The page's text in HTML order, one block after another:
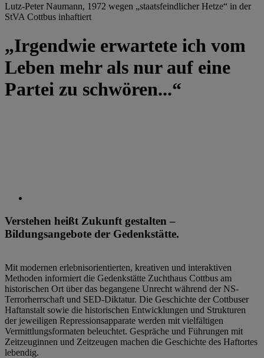
Lutz-Peter Naumann, 1972 wegen „staatsfeindlicher Hetze“ in der
StVA Cottbus inhaftiert
„Irgendwie erwartete ich vom
Leben mehr als nur auf eine
Partei zu schwören...“
Verstehen heißt Zukunft gestalten –
Bildungsangebote der Gedenkstätte.
Mit modernen erlebnisorientierten, kreativen und interaktiven
Methoden informiert die Gedenkstätte Zuchthaus Cottbus am
historischen Ort über das begangene Unrecht während der NS-
Terrorherrschaft und SED-Diktatur. Die Geschichte der Cottbuser
Haftanstalt sowie die historischen Entwicklungen und Strukturen
der jeweiligen Repressionsapparate werden mit vielfältigen
Vermittlungsformaten beleuchtet. Gespräche und Führungen mit
Zeitzeuginnen und Zeitzeugen machen die Geschichte des Haftortes
lebendig.